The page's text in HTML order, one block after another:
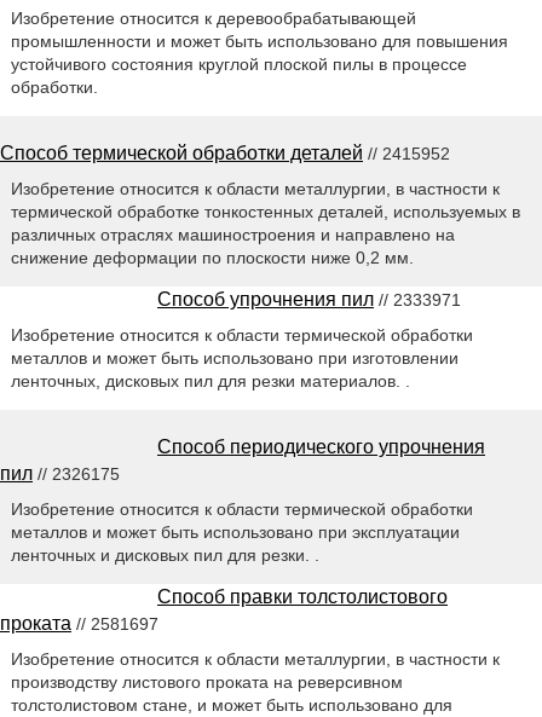
Изобретение относится к деревообрабатывающей
промышленности и может быть использовано для повышения
устойчивого состояния круглой плоской пилы в процессе
обработки.
Способ термической обработки деталей // 2415952
Изобретение относится к области металлургии, в частности к
термической обработке тонкостенных деталей, используемых в
различных отраслях машиностроения и направлено на
снижение деформации по плоскости ниже 0,2 мм.
Способ упрочнения пил // 2333971
Изобретение относится к области термической обработки
металлов и может быть использовано при изготовлении
ленточных, дисковых пил для резки материалов. .
Способ периодического упрочнения
пил // 2326175
Изобретение относится к области термической обработки
металлов и может быть использовано при эксплуатации
ленточных и дисковых пил для резки. .
Способ правки толстолистового
проката // 2581697
Изобретение относится к области металлургии, в частности к
производству листового проката на реверсивном
толстолистовом стане, и может быть использовано для